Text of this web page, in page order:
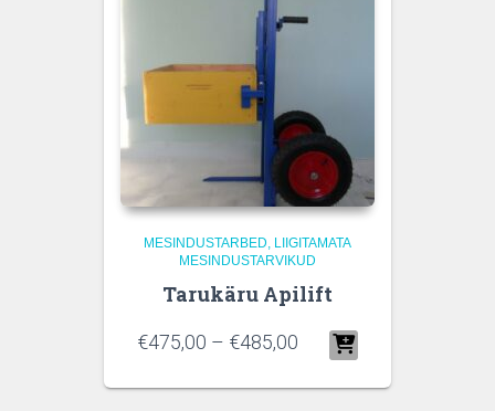
MESINDUSTARBED
LIIGITAMATA
MESINDUSTARVIKUD
Tarukäru Apilift
€475,00 – €485,00